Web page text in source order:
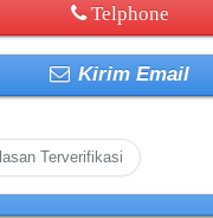
Telphone
Kirim Email
Terverifikasi